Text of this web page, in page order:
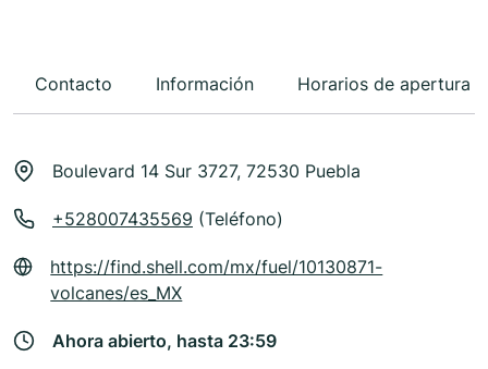
Contacto Información Horarios de apertura
Boulevard 14 Sur 3727, 72530 Puebla
+528007435569 (Teléfono)
https://find.shell.com/mx/fuel/10130871-
volcanes/es_MX
Ahora abierto, hasta 23:59